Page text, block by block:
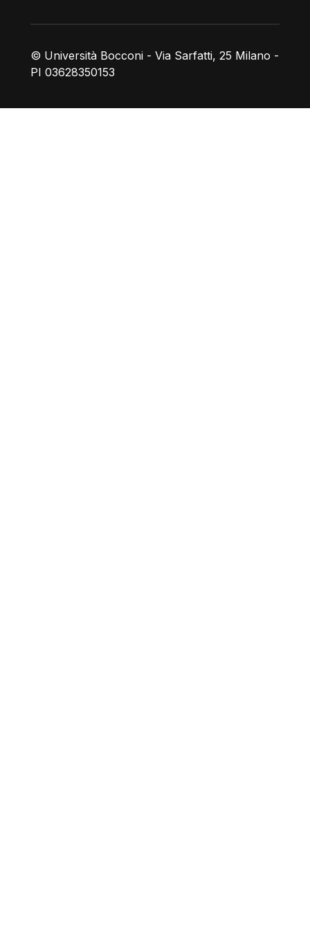
© Università Bocconi - Via Sarfatti, 25 Milano -
PI 03628350153